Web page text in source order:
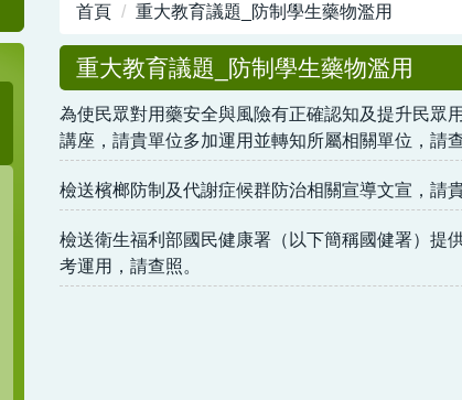
首頁 重大教育議題_防制學生藥物濫用
重大教育議題_防制學生藥物濫用
為使民眾對用藥安全與風險有正確認知及提升民眾
講座，請貴單位多加運用並轉知所屬相關單位，請查
檢送檳榔防制及代謝症候群防治相關宣導文宣，請
檢送衛生福利部國民健康署（以下簡稱國健署）提
考運用，請查照。